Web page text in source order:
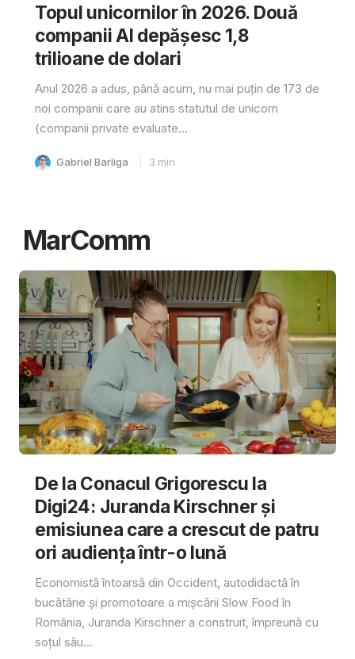
Topul unicornilor în 2026. Două
companii AI depășesc 1,8
trilioane de dolari
Anul 2026 a adus, până acum, nu mai puțin de 173 de
noi companii care au atins statutul de unicorn
(companii private evaluate...
Gabriel Barliga 3 min
MarComm
De la Conacul Grigorescu la
Digi24: Juranda Kirschner și
emisiunea care a crescut de patru
ori audiența într-o lună
Economistă întoarsă din Occident, autodidactă în
bucătărie și promotoare a mișcării Slow Food în
România, Juranda Kirschner a construit, împreună cu
soțul său...